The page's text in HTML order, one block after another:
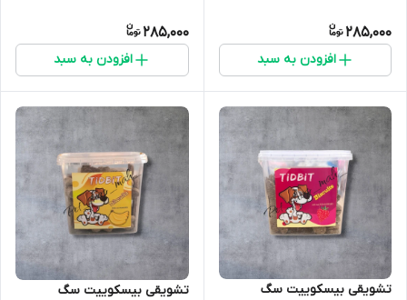
285,000
افزودن به سبد
285,000
افزودن به سبد
تشویقی بیسکوییت سگ
تشویقی بیسکوییت سگ